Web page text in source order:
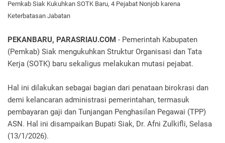
Pemkab Siak Kukuhkan SOTK Baru, 4 Pejabat Nonjob karena
Keterbatasan Jabatan
PEKANBARU, PARASRIAU.COM - Pemerintah Kabupaten
(Pemkab) Siak mengukuhkan Struktur Organisasi dan Tata
Kerja (SOTK) baru sekaligus melakukan mutasi pejabat.
Hal ini dilakukan sebagai bagian dari penataan birokrasi dan
demi kelancaran administrasi pemerintahan, termasuk
pembayaran gaji dan Tunjangan Penghasilan Pegawai (TPP)
ASN. Hal ini disampaikan Bupati Siak, Dr. Afni Zulkifli, Selasa
(13/1/2026).